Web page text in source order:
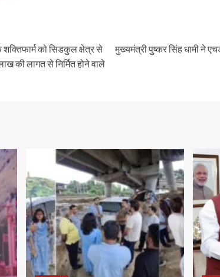
शक्तिफार्म को सिडकुल क्षेत्र से
की लागत से निर्मित होने वाले
मुख्यमंत्री पुष्कर सिंह धामी ने